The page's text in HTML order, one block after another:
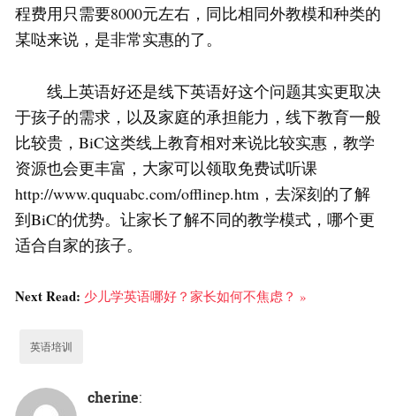
程费用只需要8000元左右，同比相同外教模和种类的
某哒来说，是非常实惠的了。
线上英语好还是线下英语好这个问题其实更取决
于孩子的需求，以及家庭的承担能力，线下教育一般
比较贵，BiC这类线上教育相对来说比较实惠，教学
资源也会更丰富，大家可以领取免费试听课
http://www.ququabc.com/offlinep.htm，去深刻的了解
到BiC的优势。让家长了解不同的教学模式，哪个更
适合自家的孩子。
Next Read: 少儿学英语哪好？家长如何不焦虑？ »
英语培训
cherine: